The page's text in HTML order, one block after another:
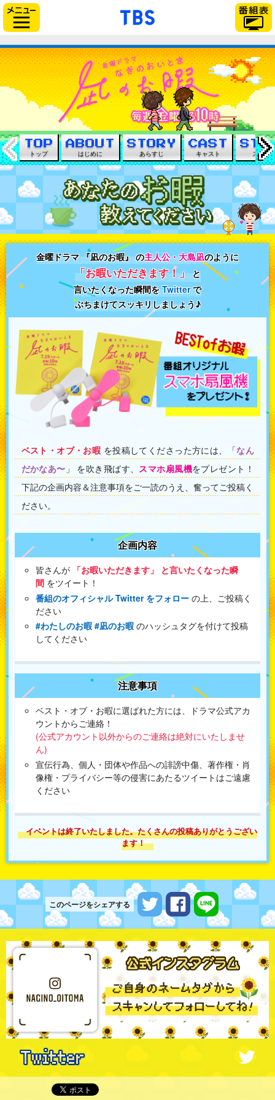
「TBSテレビ」トップ
TBSテ
2019年7
トップ はじめに あらすじ キャスト スタッ
←
あな
金曜ドラマ 『凪のお暇』 の主人公・大島凪のように
「お暇いただきます！」と
言いたくなった瞬間をTwitterで
ぶちまけてスッキリしましょう♪
ベスト・オブ・お暇 を投稿してくださった方には、「なん
だかなあ〜 」 を吹き飛ばす、 スマホ扇風機をプレゼント！
下記の企画内容＆注意事項をご一読のうえ、奮ってご投稿く
ださい。
企画内容
皆さんが 「お暇いただきます」 と言いたくなった瞬
間 をツイート！
番組のオフィシャル Twitter をフォロー の上、ご投稿く
ださい
#わたしのお暇 #凪のお暇 のハッシュタグを付けて投稿
してください
注意事項
ベスト・オブ・お暇に選ばれた方には、ドラマ公式アカ
ウントからご連絡！
(公式アカウント以外からのご連絡は絶対にいたしませ
ん)
宣伝行為、個人・団体や作品への誹謗中傷、著作権・肖
像権・プライバシー等の侵害にあたるツイートはご遠慮
ください
イベントは終了いたしました。たくさんの投稿ありがとうござい
ます！
このページをシェアする
ツイートするシェアするLINEで送る